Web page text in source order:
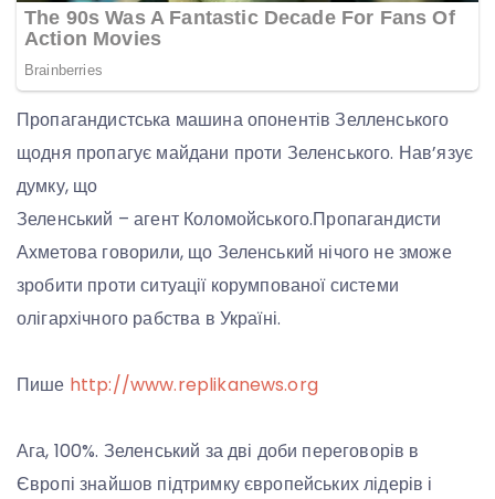
Пропагандистська машина опонентів Зелленського
щодня пропагує майдани проти Зеленського. Нав’язує
думку, що
Зеленський – агент Коломойського.Пропагандисти
Ахметова говорили, що Зеленський нічого не зможе
зробити проти ситуації корумпованої системи
олігархічного рабства в Україні.
Пише http://www.replikanews.org
Ага, 100%. Зеленський за дві доби переговорів в
Європі знайшов підтримку європейських лідерів і